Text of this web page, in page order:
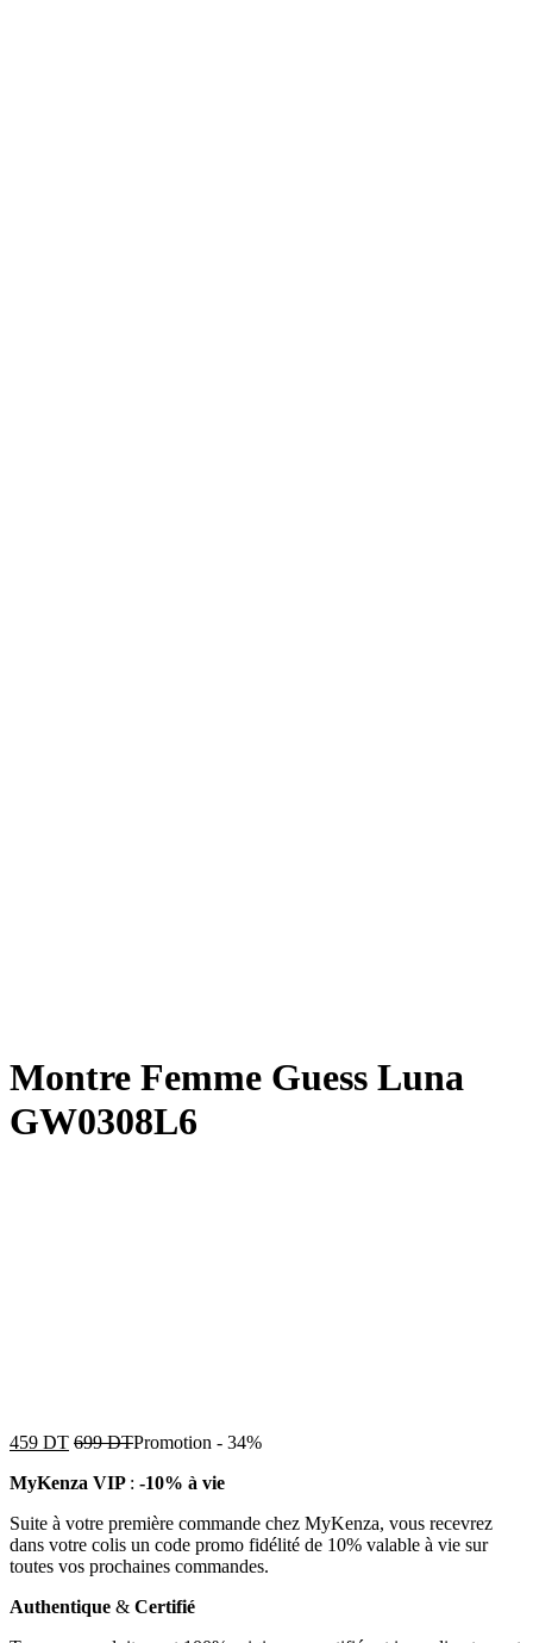
Montre Femme Guess Luna
GW0308L6
459 DT 699DTPromotion - 34%
MyKenza VIP : -10% à vie
Suite à votre première commande chez MyKenza, vous recevrez
dans votre colis un code promo fidélité de 10% valable à vie sur
toutes vos prochaines commandes.
Authentique & Certifié